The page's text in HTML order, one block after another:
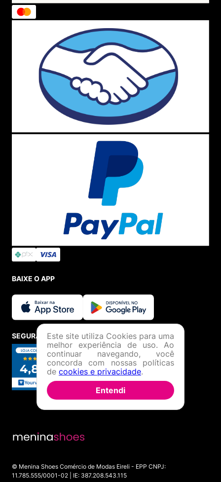
BAIXE O APP
SEGURANÇA E CREDIBILIDADE
© Menina Shoes Comércio de Modas Eireli - EPP CNPJ:
11.785.555/0001-02 | IE: 387.208.543.115
Este site utiliza Cookies para uma
melhor experiência de uso. Ao
continuar navegando, você
concorda com nossas políticas
de cookies e privacidade.
Entendi